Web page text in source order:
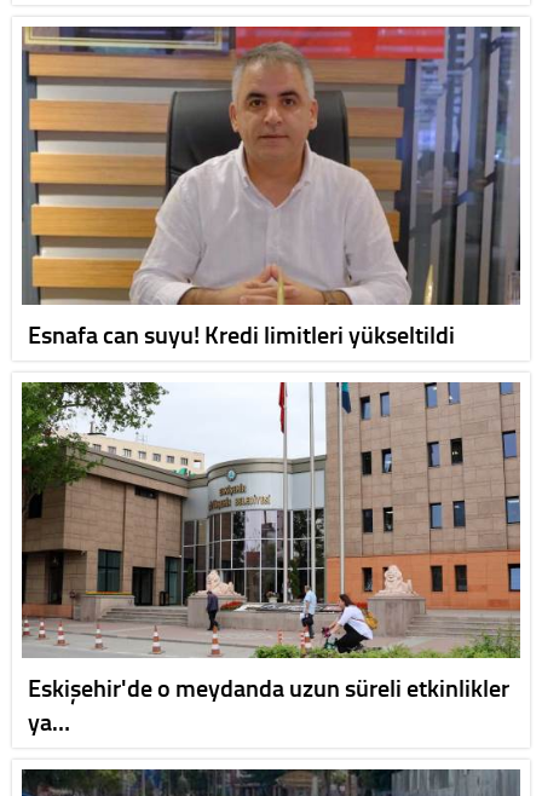
Esnafa can suyu! Kredi limitleri yükseltildi
Eskişehir'de o meydanda uzun süreli etkinlikler
ya…